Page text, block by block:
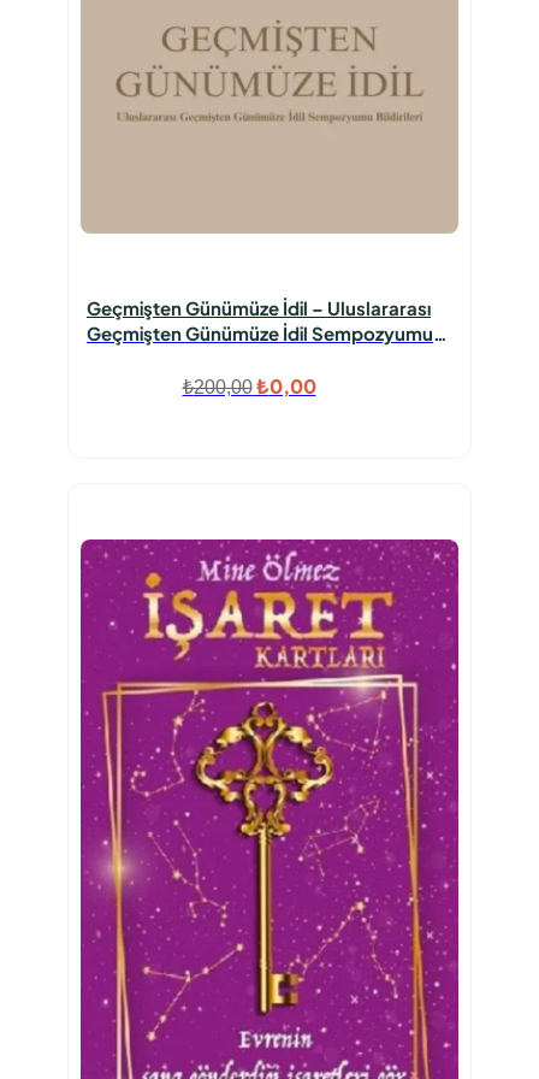
Geçmişten Günümüze İdil – Uluslararası
Geçmişten Günümüze İdil Sempozyumu
₺200,00 Orijinal
₺0,00Şu